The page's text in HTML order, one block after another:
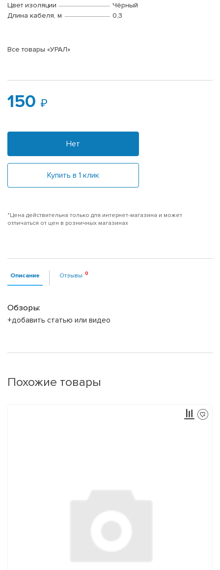
Цвет изоляции
Чёрный
Длина кабеля, м
0,3
Все товары «УРАЛ»
150
Нет
Купить в 1 клик
*Цена действительна только для интернет-магазина и может
отличаться от цен в розничных магазинах
Описание Отзывы
Обзоры:
+добавить статью или видео
Похожие товары